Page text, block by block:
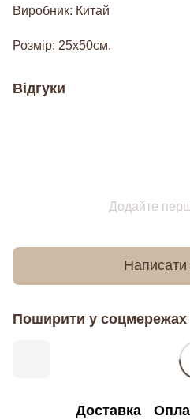
Виробник: Китай
Розмір: 25х50см.
Відгуки
Додайте
Написати
Поширити у соцмережах
Доставка